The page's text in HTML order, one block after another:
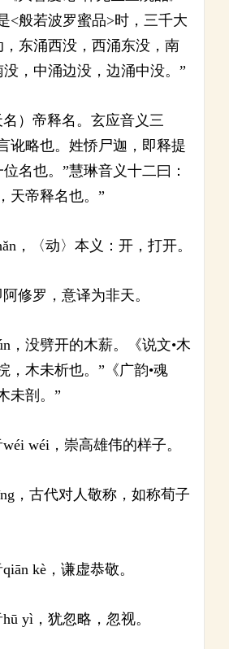
<般若波罗蜜品>时，三千大
东涌西没，西涌东没，南
，中涌边没，边涌中没。”
）帝释名。玄应音义三
讹略也。姓㤭尸迦，即释提
名也。”慧琳音义十二曰：
天帝释名也。”
，〈动〉本义：开，打开。
修罗，意译为非天。
，没劈开的木薪。《说文•木
，木未析也。”《广韵•魂
未剖。”
wéi，崇高雄伟的样子。
，古代对人敬称，如称荀子
kè，谦虚恭敬。
yì，犹忽略，忽视。